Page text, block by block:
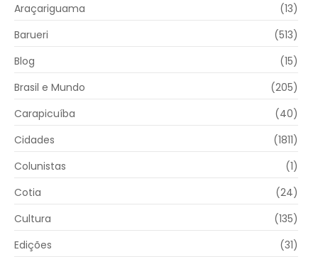
Araçariguama
(13)
Barueri
(513)
Blog
(15)
Brasil e Mundo
(205)
Carapicuíba
(40)
Cidades
(1811)
Colunistas
(1)
Cotia
(24)
Cultura
(135)
Edições
(31)